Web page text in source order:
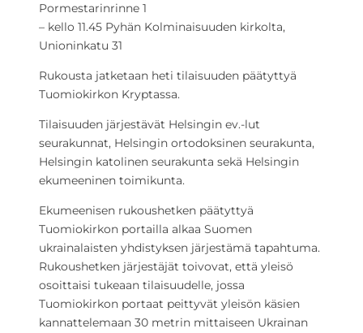
Pormestarinrinne 1
– kello 11.45 Pyhän Kolminaisuuden kirkolta,
Unioninkatu 31
Rukousta jatketaan heti tilaisuuden päätyttyä
Tuomiokirkon Kryptassa.
Tilaisuuden järjestävät Helsingin ev.-lut
seurakunnat, Helsingin ortodoksinen seurakunta,
Helsingin katolinen seurakunta sekä Helsingin
ekumeeninen toimikunta.
Ekumeenisen rukoushetken päätyttyä
Tuomiokirkon portailla alkaa Suomen
ukrainalaisten yhdistyksen järjestämä tapahtuma.
Rukoushetken järjestäjät toivovat, että yleisö
osoittaisi tukeaan tilaisuudelle, jossa
Tuomiokirkon portaat peittyvät yleisön käsien
kannattelemaan 30 metrin mittaiseen Ukrainan